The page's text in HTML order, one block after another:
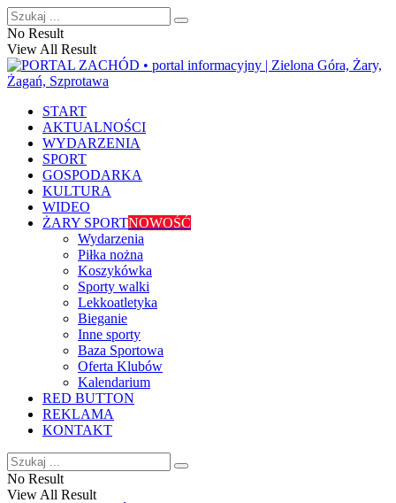
No Result
View All Result
START
AKTUALNOŚCI
WYDARZENIA
SPORT
GOSPODARKA
KULTURA
WIDEO
ŻARY SPORTNOWOŚĆ
Wydarzenia
Piłka nożna
Koszykówka
Sporty walki
Lekkoatletyka
Bieganie
Inne sporty
Baza Sportowa
Oferta Klubów
Kalendarium
RED BUTTON
REKLAMA
KONTAKT
No Result
View All Result